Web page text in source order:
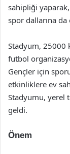
sahipliği
spor dallarına
Stadyum, 25000
futbol
Gençler için
etkinliklere ev
Stadyumu, yerel
geldi.
Önem